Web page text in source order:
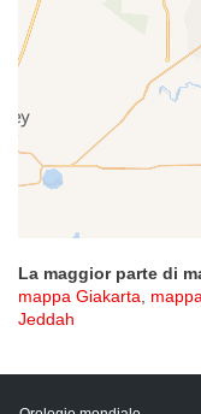
La maggior parte di
mappa Giakarta,
Jeddah